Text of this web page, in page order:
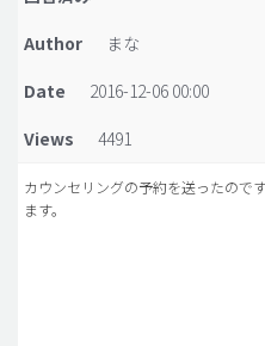
idリアルストーリー
idニュース
病院紹介
安全整形
ご相談のお問い合わせ
Author
まな
Date
2016-12-06 00:00
Views
4491
カウンセリングの予約を送ったので
ます。